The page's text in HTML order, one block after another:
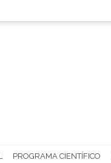
PROGRAMA CIENTÍFICO